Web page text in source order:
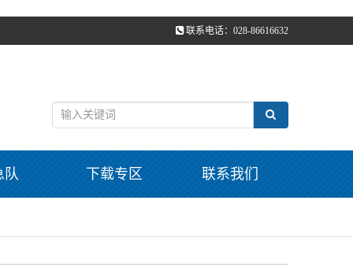
联系电话：028-86616632
队 下载专区 联系我们